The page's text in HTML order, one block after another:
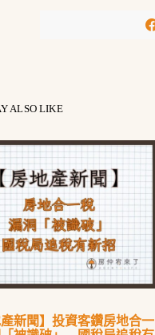
ALSO LIKE
產新聞】投資客鑽房地合一